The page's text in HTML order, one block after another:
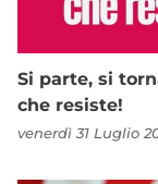
Si parte, si
che resiste!
venerdì 31 Luglio